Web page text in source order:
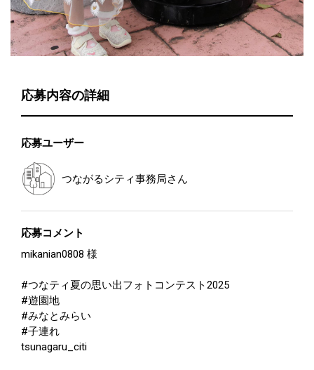
応募内容の詳細
応募ユーザー
つながるシティ事務局さん
応募コメント
mikanian0808 様
#つなティ夏の思い出フォトコンテスト2025
#遊園地
#みなとみらい
#子連れ
tsunagaru_citi